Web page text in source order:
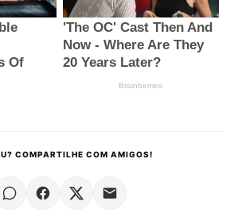
COMPARTILHE COM AMIGOS!